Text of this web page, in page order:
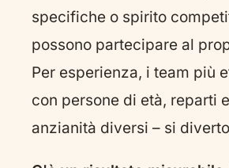
specifiche o spirito
possono partecipare al
Per esperienza, i team più
con persone di età, reparti
anzianità diversi – si